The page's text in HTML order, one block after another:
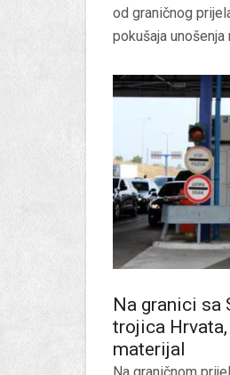
od graničnog
pokušaja unošenja
Na granici sa
trojica
materijal
Na graničnom